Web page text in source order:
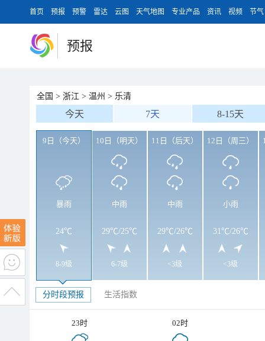
首页 预报 预警 雷达 云图 天气地图 专业产品 资讯 视频 节气
预报
全国 > 浙江 > 温州 > 乐清
今天 7天 8-15天
9日（今天）
暴雨
24℃
8-9级
10日（明天）
中雨
29℃/25℃
6-7级
11日（后天）
中雨
29℃/26℃
<3级
12日（周三）
小雨
31℃/26℃
<3级
分时段预报 生活指数
23时 02时